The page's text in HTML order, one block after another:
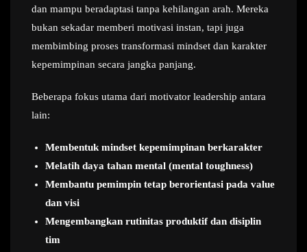
dan mampu beradaptasi tanpa kehilangan arah. Mereka
bukan sekadar memberi motivasi instan, tapi juga
membimbing proses transformasi mindset dan karakter
kepemimpinan secara jangka panjang.
Beberapa fokus utama dari motivator leadership antara
lain:
Membentuk mindset kepemimpinan berkarakter
Melatih daya tahan mental (mental toughness)
Membantu pemimpin tetap berorientasi pada value
dan visi
Mengembangkan rutinitas produktif dan disiplin
tim